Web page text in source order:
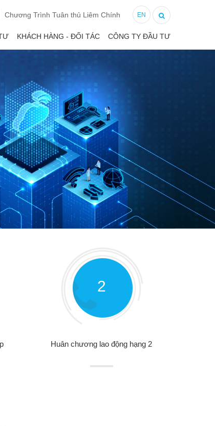
Chương Trình Tuân thủ Liêm Chính EN
KHÁCH HÀNG - ĐỐI TÁC CÔNG TY ĐẦU TƯ
2
Huân chương lao động hạng 2